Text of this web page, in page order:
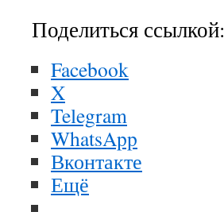
Поделиться ссылкой:
Facebook
X
Telegram
WhatsApp
Вконтакте
Ещё